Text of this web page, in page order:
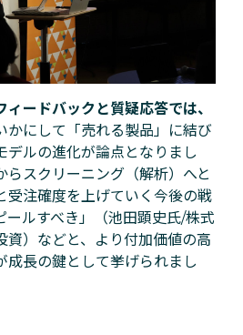
ードバックと質疑応答では、
かにして「売れる製品」に結び
デルの進化が論点となりまし
らスクリーニング（解析）へと
受注確度を上げていく今後の戦
ールすべき」（池田顕史氏/株式
資） などと、より付加価値の高
成長の鍵として挙げられまし